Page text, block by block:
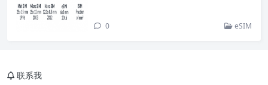
0 eSIM
联系我